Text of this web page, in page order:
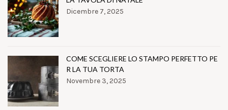
Dicembre 7, 2025
COME SCEGLIERE LO STAMPO PERFETTO PE
R LA TUA TORTA
Novembre 3, 2025